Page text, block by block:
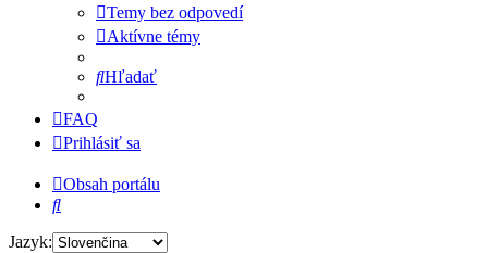
Temy bez odpovedí
Aktívne témy
Hľadať
FAQ
Prihlásiť sa
Obsah portálu
Hľadať
Jazyk: